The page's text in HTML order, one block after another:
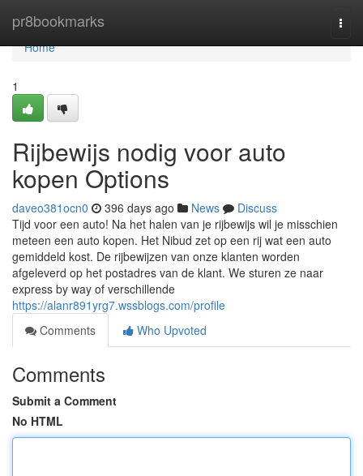
pr8bookmarks
Home
Home
1
Rijbewijs nodig voor auto
kopen Options
daveo381ocn0 396 days ago News
Discuss
Tijd voor een auto! Na het halen van je rijbewijs wil je misschien
meteen een auto kopen. Het Nibud zet op een rij wat een auto
gemiddeld kost. De rijbewijzen van onze klanten worden
afgeleverd op het postadres van de klant. We sturen ze naar
express by way of verschillende
https://alanr891yrg7.wssblogs.com/profile
Comments
Who Upvoted
Comments
Submit a Comment
No HTML